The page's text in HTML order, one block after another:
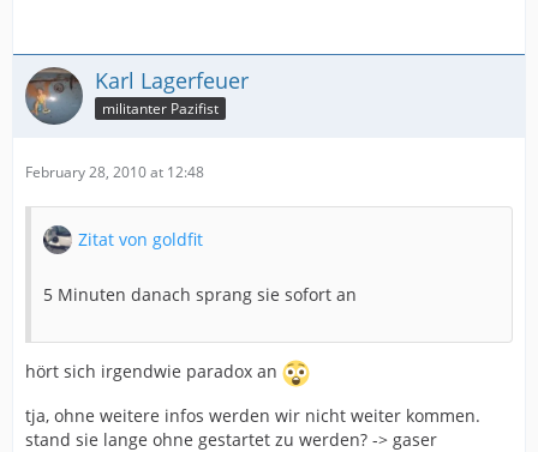
Karl Lagerfeuer
militanter Pazifist
February 28, 2010 at 12:48
Zitat von goldfit
5 Minuten danach sprang sie sofort an
hört sich irgendwie paradox an
tja, ohne weitere infos werden wir nicht weiter kommen.
stand sie lange ohne gestartet zu werden? -> gaser